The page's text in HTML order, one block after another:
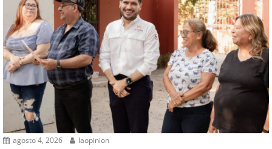
agosto 4, 2026 laopinion